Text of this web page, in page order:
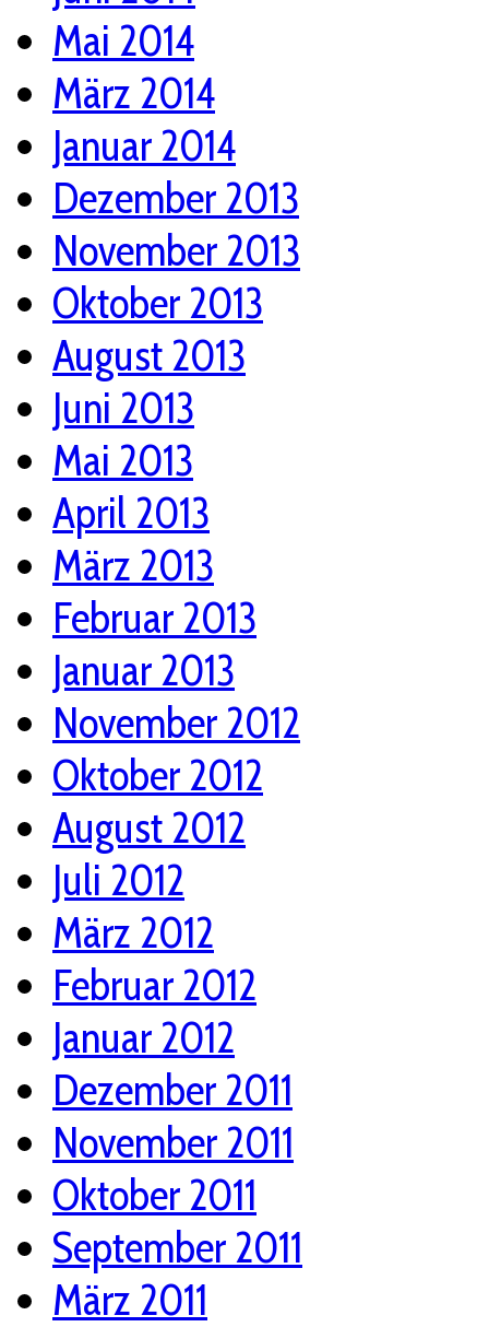
Mai 2014
März 2014
Januar 2014
Dezember 2013
November 2013
Oktober 2013
August 2013
Juni 2013
Mai 2013
April 2013
März 2013
Februar 2013
Januar 2013
November 2012
Oktober 2012
August 2012
Juli 2012
März 2012
Februar 2012
Januar 2012
Dezember 2011
November 2011
Oktober 2011
September 2011
März 2011